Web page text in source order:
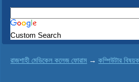
Custom Search
রাজশাহী মেডিকেল কলেজ ফোরাম →কম্পিউটার বিষয়ক